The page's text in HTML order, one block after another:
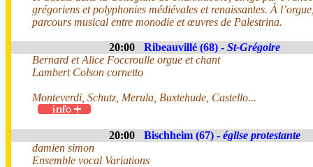
grégoriens et polyphonies médiévales et renaissantes. À
parcours musical entre monodie et œuvres de Palestrina.
20:00 Ribeauvillé (68) - St-Grégoire
Bernard et Alice Foccroulle orgue et chant
Lambert Colson cornetto
Monteverdi, Schutz, Merula, Buxtehude, Castello...
20:00 Bischheim (67) - église protestante
damien simon
Ensemble vocal Variations